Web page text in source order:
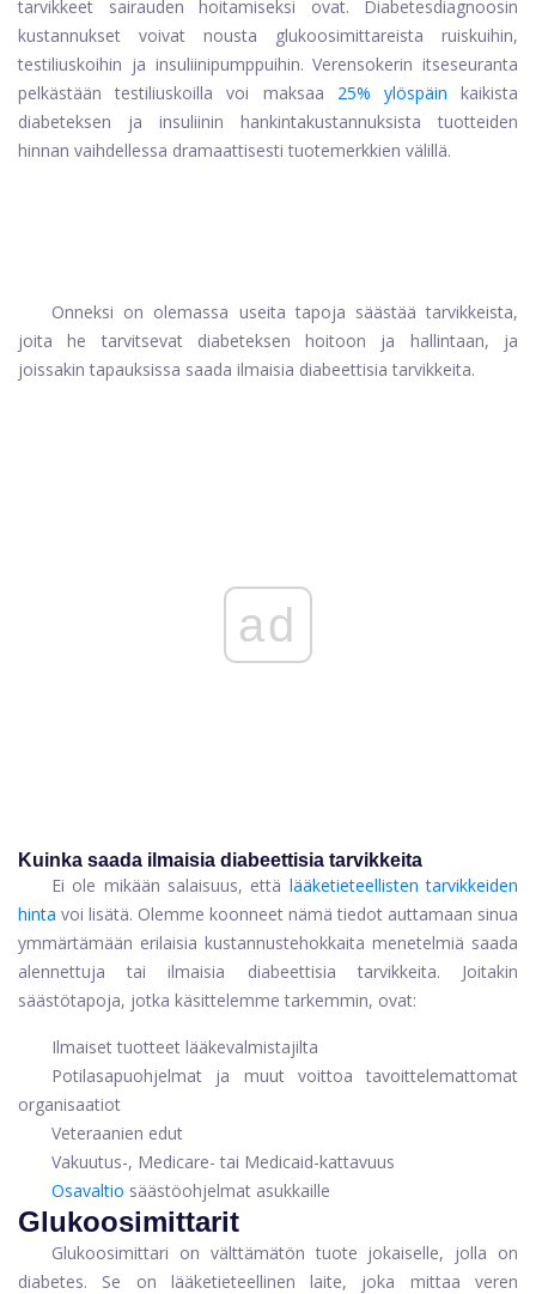
tarvikkeet sairauden hoitamiseksi ovat. Diabetesdiagnoosin
kustannukset voivat nousta glukoosimittareista ruiskuihin,
testiliuskoihin ja insuliinipumppuihin. Verensokerin itseseuranta
pelkästään testiliuskoilla voi maksaa 25% ylöspäin kaikista
diabeteksen ja insuliinin hankintakustannuksista tuotteiden
hinnan vaihdellessa dramaattisesti tuotemerkkien välillä.
Onneksi on olemassa useita tapoja säästää tarvikkeista,
joita he tarvitsevat diabeteksen hoitoon ja hallintaan, ja
joissakin tapauksissa saada ilmaisia ​​diabeettisia tarvikkeita.
ad
Kuinka saada ilmaisia ​​diabeettisia tarvikkeita
Ei ole mikään salaisuus, että lääketieteellisten tarvikkeiden
hinta voi lisätä. Olemme koonneet nämä tiedot auttamaan sinua
ymmärtämään erilaisia ​​kustannustehokkaita menetelmiä saada
alennettuja tai ilmaisia ​​diabeettisia tarvikkeita. Joitakin
säästötapoja, jotka käsittelemme tarkemmin, ovat:
Ilmaiset tuotteet lääkevalmistajilta
Potilasapuohjelmat ja muut voittoa tavoittelemattomat
organisaatiot
Veteraanien edut
Vakuutus-, Medicare- tai Medicaid-kattavuus
Osavaltio säästöohjelmat asukkaille
Glukoosimittarit
Glukoosimittari on välttämätön tuote jokaiselle, jolla on
diabetes. Se on lääketieteellinen laite, joka mittaa veren